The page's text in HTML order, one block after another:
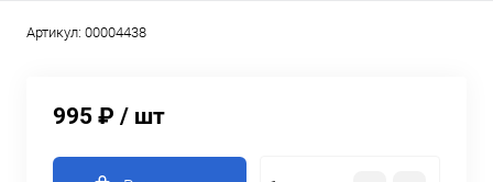
Артикул: 00004438
995 ₽ / шт